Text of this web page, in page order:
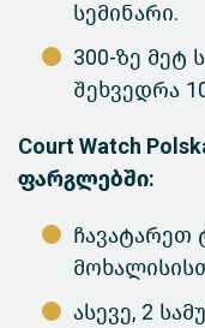
სემინარი.
300-ზე მეტ
შეხვედრა
Court Watch
ფარგლებში:
ჩავატარეთ
ასევე, 2